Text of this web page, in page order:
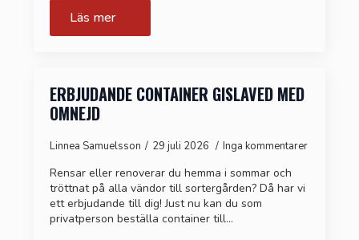
Läs mer
ERBJUDANDE CONTAINER GISLAVED MED
OMNEJD
Linnea Samuelsson 29 juli 2026 Inga kommentarer
Rensar eller renoverar du hemma i sommar och
tröttnat på alla vändor till sortergården? Då har vi
ett erbjudande till dig! Just nu kan du som
privatperson beställa container till…